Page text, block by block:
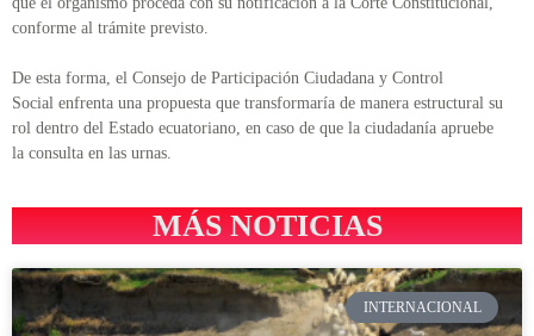
conforme al trámite previsto.
De esta forma, el Consejo de Participación Ciudadana y Control
Social enfrenta una propuesta que transformaría de manera estructural su
rol dentro del Estado ecuatoriano, en caso de que la ciudadanía apruebe
la consulta en las urnas.
MÁS NOTICIAS
INTERNACIONAL